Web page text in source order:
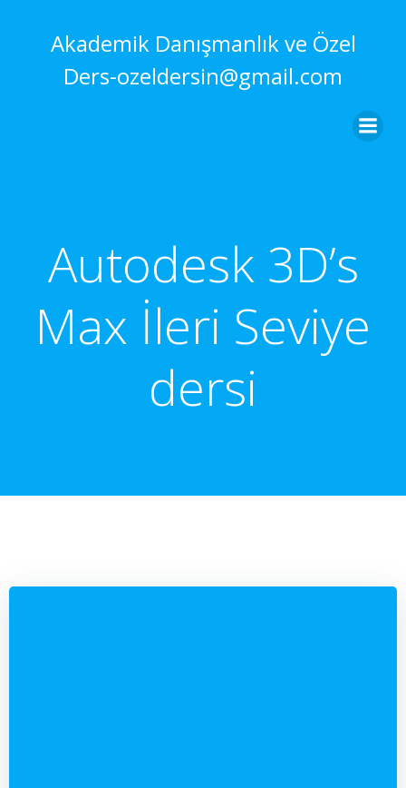
Akademik Danışmanlık ve Özel
Ders-ozeldersin@gmail.com
Autodesk 3D’s
Max İleri Seviye
dersi